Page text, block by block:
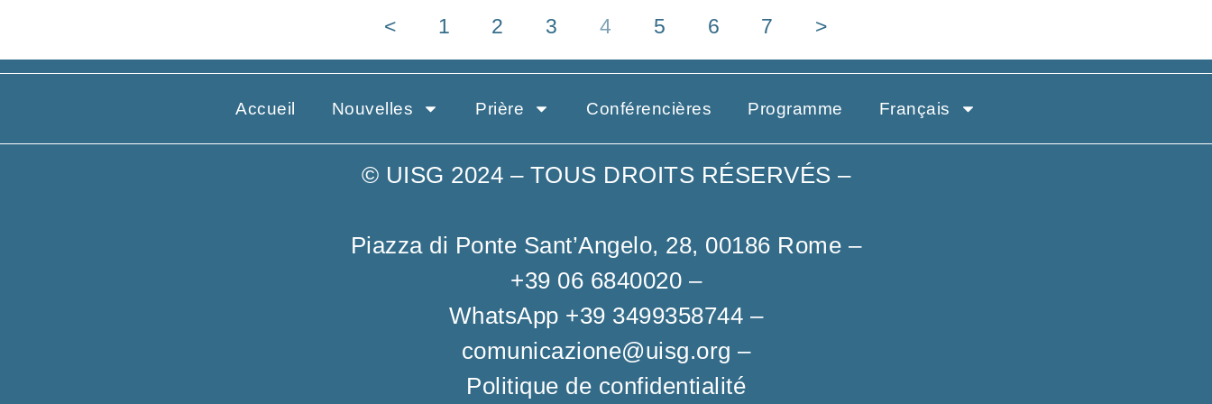
< 1 2 3 4 5 6 7 >
Accueil Nouvelles Prière Conférencières Programme Français
© UISG 2024 – TOUS DROITS RÉSERVÉS –
Piazza di Ponte Sant’Angelo, 28, 00186 Rome –
+39 06 6840020 –
WhatsApp +39 3499358744 –
comunicazione@uisg.org –
Politique de confidentialité